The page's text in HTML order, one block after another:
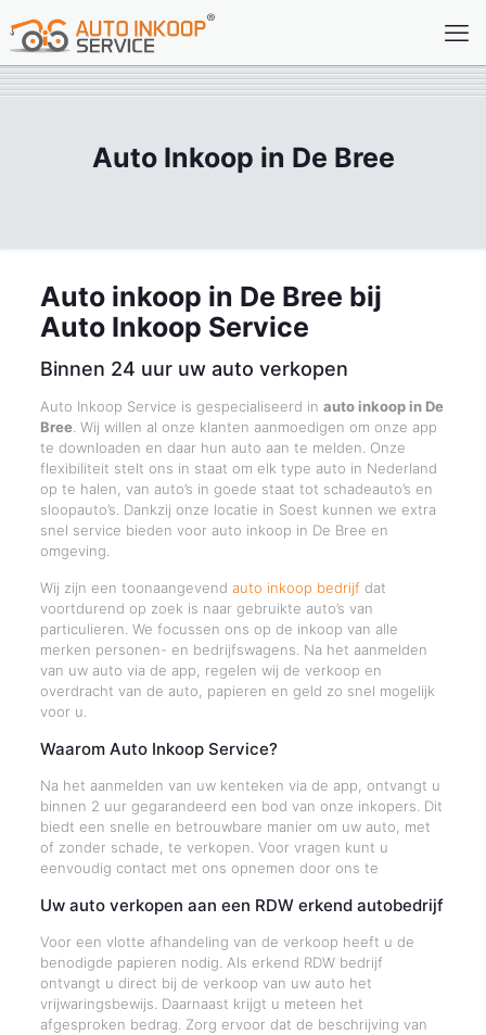
Auto Inkoop in De Bree
Auto inkoop in De Bree bij
Auto Inkoop Service
Binnen 24 uur uw auto verkopen
Auto Inkoop Service is gespecialiseerd in auto inkoop in De
Bree. Wij willen al onze klanten aanmoedigen om onze app
te downloaden en daar hun auto aan te melden. Onze
flexibiliteit stelt ons in staat om elk type auto in Nederland
op te halen, van auto’s in goede staat tot schadeauto’s en
sloopauto’s. Dankzij onze locatie in Soest kunnen we extra
snel service bieden voor auto inkoop in De Bree en
omgeving.
Wij zijn een toonaangevend auto inkoop bedrijfdat
voortdurend op zoek is naar gebruikte auto’s van
particulieren. We focussen ons op de inkoop van alle
merken personen- en bedrijfswagens. Na het aanmelden
van uw auto via de app, regelen wij de verkoop en
overdracht van de auto, papieren en geld zo snel mogelijk
voor u.
Waarom Auto Inkoop Service?
Na het aanmelden van uw kenteken via de app, ontvangt u
binnen 2 uur gegarandeerd een bod van onze inkopers. Dit
biedt een snelle en betrouwbare manier om uw auto, met
of zonder schade, te verkopen. Voor vragen kunt u
eenvoudig contact met ons opnemen door ons te
Uw auto verkopen aan een RDW erkend autobedrijf
Voor een vlotte afhandeling van de verkoop heeft u de
benodigde papieren nodig. Als erkend RDW bedrijf
ontvangt u direct bij de verkoop van uw auto het
vrijwaringsbewijs. Daarnaast krijgt u meteen het
afgesproken bedrag. Zorg ervoor dat de beschrijving van